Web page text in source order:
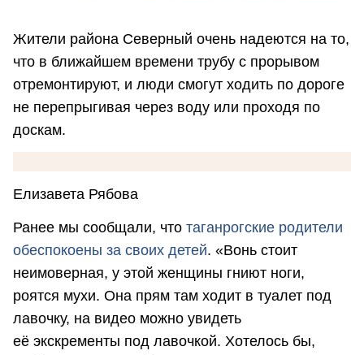
Жители района Северный очень надеются на то,
что в ближайшем времени трубу с прорывом
отремонтируют, и люди смогут ходить по дороге
не перепрыгивая через воду или проходя по
доскам.
Елизавета Рябова
Ранее мы сообщали, что таганрогские родители
обеспокоены за своих детей. «Вонь стоит
неимоверная, у этой женщины гниют ноги,
роятся мухи. Она прям там ходит в туалет под
лавочку, на видео можно увидеть
её экскременты под лавочкой. Хотелось бы,